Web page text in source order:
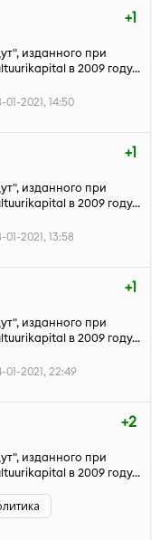
+1
изданного при
в 2009 году...
01-2021, 14:50
+1
изданного при
в 2009 году...
01-2021, 13:58
+1
изданного при
в 2009 году...
01-2021, 22:49
+2
изданного при
в 2009 году...